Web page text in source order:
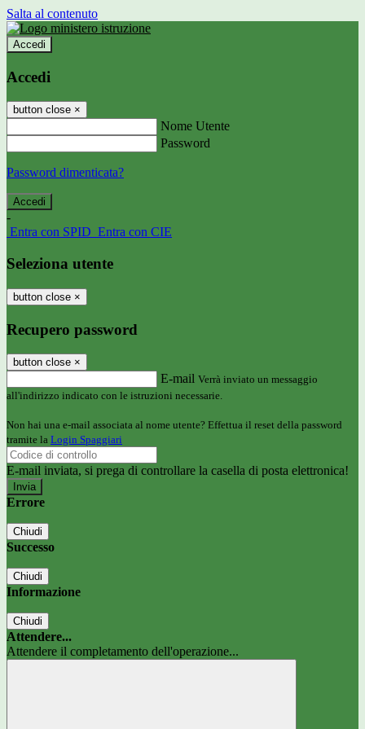
Salta al contenuto
Accedi
Accedi
button close ×
Nome Utente
Password
Password dimenticata?
-
Entra con SPID Entra con CIE
Seleziona utente
button close ×
Recupero password
button close ×
E-mail Verrà inviato un messaggio
all'indirizzo indicato con le istruzioni necessarie.
Non hai una e-mail associata al nome utente? Effettua il reset della password
tramite la Login Spaggiari
E-mail inviata, si prega di controllare la casella di posta elettronica!
Errore
Chiudi
Successo
Chiudi
Informazione
Chiudi
Attendere...
Attendere il completamento dell'operazione...